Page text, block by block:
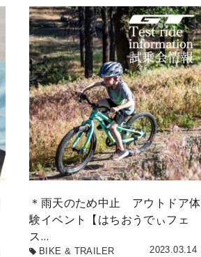
＊雨天のため中止 アウトドア体
験イベント【はちおうでぃフェ
ス…
BIKE & TRAILER 2023.03.14